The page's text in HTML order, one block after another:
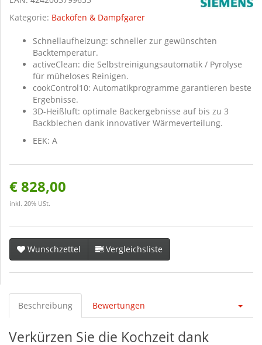
Kategorie: Backöfen & Dampfgarer
Schnellaufheizung: schneller zur gewünschten
Backtemperatur.
activeClean: die Selbstreinigungsautomatik / Pyrolyse
für müheloses Reinigen.
cookControl10: Automatikprogramme garantieren beste
Ergebnisse.
3D-Heißluft: optimale Backergebnisse auf bis zu 3
Backblechen dank innovativer Wärmeverteilung.
EEK: A
€ 828,00
inkl. 20% USt.
Wunschzettel Vergleichsliste
Beschreibung Bewertungen
Verkürzen Sie die Kochzeit dank